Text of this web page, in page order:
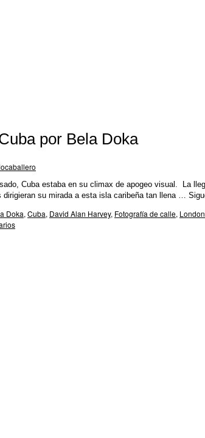
por Bela Doka
Cuba estaba en su climax de apogeo visual. La
su mirada a esta isla caribeña tan llena …
Doka, Cuba, David Alan Harvey, Fotografía de calle,